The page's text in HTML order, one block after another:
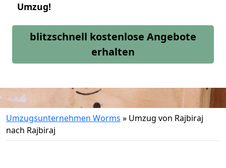
Umzug!
blitzschnell kostenlose Angebote
erhalten
Umzugsunternehmen Worms » Umzug von Rajbiraj
nach Rajbiraj